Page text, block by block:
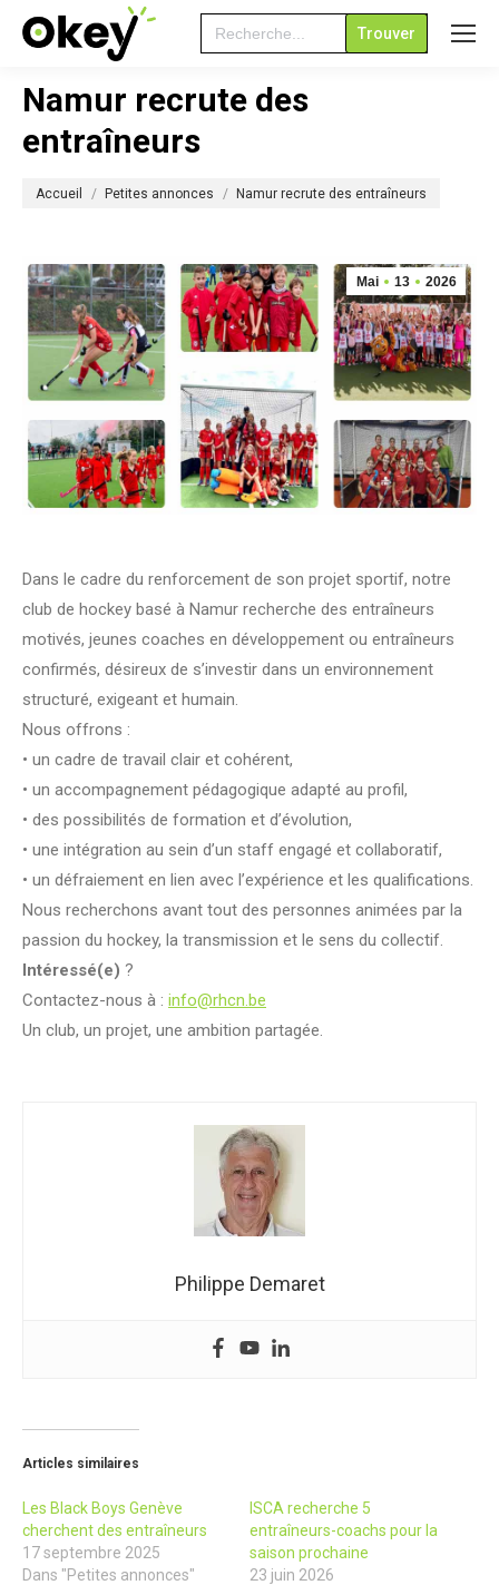
Search
for:
Namur recrute des
entraîneurs
Accueil Petites annonces Namur recrute des entraîneurs
Mai 13 2026
Dans le cadre du renforcement de son projet sportif, notre
club de hockey basé à Namur recherche des entraîneurs
motivés, jeunes coaches en développement ou entraîneurs
confirmés, désireux de s’investir dans un environnement
structuré, exigeant et humain.
Nous offrons :
• un cadre de travail clair et cohérent,
• un accompagnement pédagogique adapté au profil,
• des possibilités de formation et d’évolution,
• une intégration au sein d’un staff engagé et collaboratif,
• un défraiement en lien avec l’expérience et les qualifications.
Nous recherchons avant tout des personnes animées par la
passion du hockey, la transmission et le sens du collectif.
Intéressé(e) ?
Contactez-nous à : info@rhcn.be
Un club, un projet, une ambition partagée.
Philippe Demaret
Articles similaires
Les Black Boys Genève
cherchent des entraîneurs
17 septembre 2025
Dans "Petites annonces"
ISCA recherche 5
entraîneurs-coachs pour la
saison prochaine
23 juin 2026